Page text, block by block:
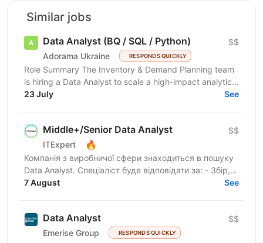
Similar jobs
Data Analyst (BQ / SQL / Python)
Adorama Ukraine RESPONDS QUICKLY
$$
Role Summary The Inventory & Demand Planning team
is hiring a Data Analyst to scale a high-impact analytics
roadmap across inventory, in-stock, supply,...
23 July See
Middle+/Senior Data Analyst
ITExpert 🔥
$$
Компанія з виробничої сфери знаходиться в пошуку
Data Analyst. Спеціаліст буде відповідати за: - Збір,
перевірку та підготовку даних із різних джерел -...
7 August See
Data Analyst
Emerise Group RESPONDS QUICKLY
$$